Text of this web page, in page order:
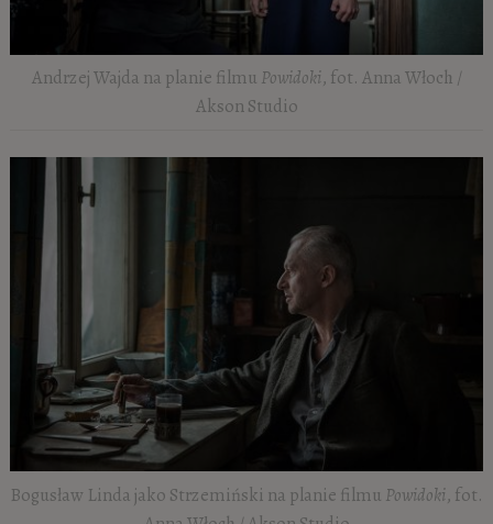
Andrzej Wajda na planie filmu Powidoki, fot. Anna Włoch /
Akson Studio
Bogusław Linda jako Strzemiński na planie filmu Powidoki, fot.